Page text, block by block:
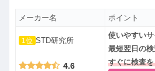
メーカー名 ポイント
1位 STD研究所
4.6
使いやすいサ
最短翌日の
すぐに検査